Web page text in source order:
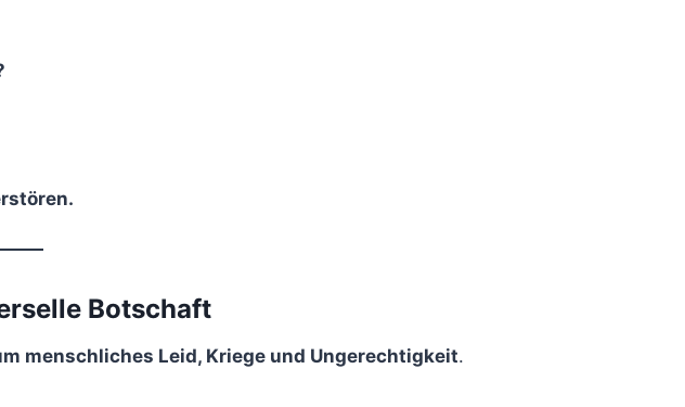
Botschaft
menschliches Leid, Kriege und Ungerechtigkeit.